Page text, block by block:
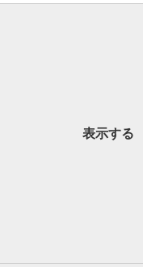
表示する